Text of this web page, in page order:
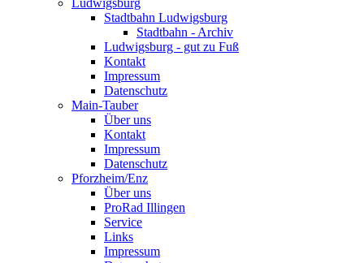
Ludwigsburg
Stadtbahn Ludwigsburg
Stadtbahn - Archiv
Ludwigsburg - gut zu Fuß
Kontakt
Impressum
Datenschutz
Main-Tauber
Über uns
Kontakt
Impressum
Datenschutz
Pforzheim/Enz
Über uns
ProRad Illingen
Service
Links
Impressum